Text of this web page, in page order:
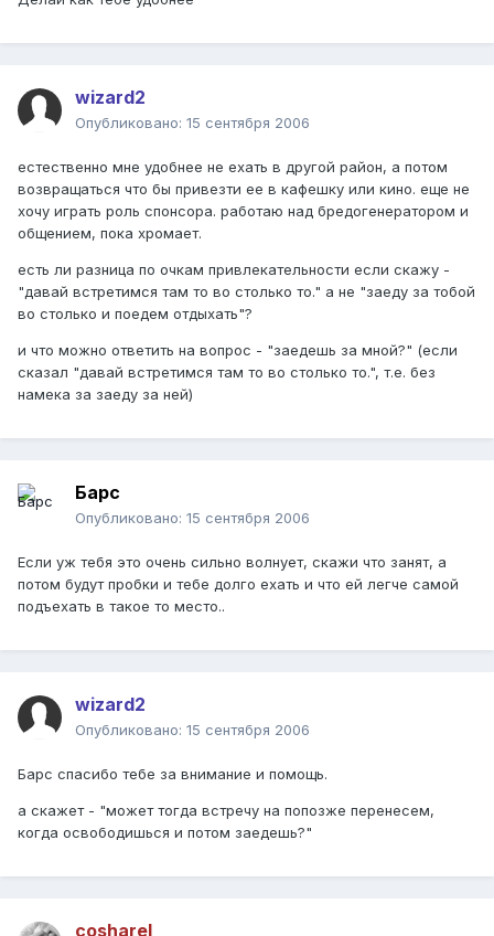
wizard2
Опубликовано: 15 сентября 2006
естественно мне удобнее не ехать в другой район, а потом
возвращаться что бы привезти ее в кафешку или кино. еще не
хочу играть роль спонсора. работаю над бредогенератором и
общением, пока хромает.
есть ли разница по очкам привлекательности если скажу -
"давай встретимся там то во столько то." а не "заеду за тобой
во столько и поедем отдыхать"?
и что можно ответить на вопрос - "заедешь за мной?" (если
сказал "давай встретимся там то во столько то.", т.е. без
намека за заеду за ней)
Барс
Опубликовано: 15 сентября 2006
Если уж тебя это очень сильно волнует, скажи что занят, а
потом будут пробки и тебе долго ехать и что ей легче самой
подъехать в такое то место..
wizard2
Опубликовано: 15 сентября 2006
Барс спасибо тебе за внимание и помощь.
а скажет - "может тогда встречу на попозже перенесем,
когда освободишься и потом заедешь?"
cosharel